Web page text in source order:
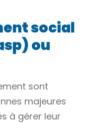
social
ou
sont
majeures
à gérer leur